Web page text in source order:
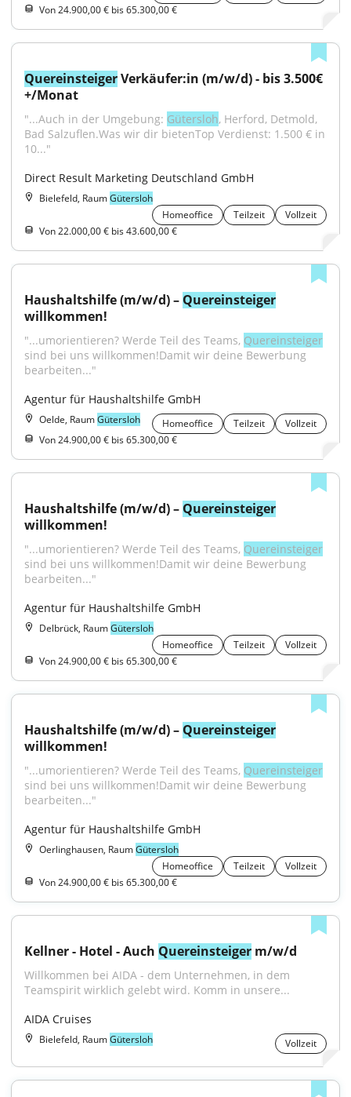
Von 24.900,00 € bis 65.300,00 €
Quereinsteiger Verkäufer:in (m/w/d) - bis 3.500€
+/Monat
"...Auch in der Umgebung: Gütersloh, Herford, Detmold,
Bad Salzuflen.Was wir dir bietenTop Verdienst: 1.500 € in
10..."
Direct Result Marketing Deutschland GmbH
Bielefeld, RaumGütersloh
Homeoffice
Teilzeit
Vollzeit
Von 22.000,00 € bis 43.600,00 €
Haushaltshilfe (m/w/d) – Quereinsteiger
willkommen!
"...umorientieren? Werde Teil des Teams, Quereinsteiger
sind bei uns willkommen!Damit wir deine Bewerbung
bearbeiten..."
Agentur für Haushaltshilfe GmbH
Oelde, RaumGütersloh Homeoffice Teilzeit
Vollzeit
Von 24.900,00 € bis 65.300,00 €
Haushaltshilfe (m/w/d) – Quereinsteiger
willkommen!
"...umorientieren? Werde Teil des Teams, Quereinsteiger
sind bei uns willkommen!Damit wir deine Bewerbung
bearbeiten..."
Agentur für Haushaltshilfe GmbH
Delbrück, RaumGütersloh
Homeoffice
Teilzeit
Vollzeit
Von 24.900,00 € bis 65.300,00 €
Haushaltshilfe (m/w/d) – Quereinsteiger
willkommen!
"...umorientieren? Werde Teil des Teams, Quereinsteiger
sind bei uns willkommen!Damit wir deine Bewerbung
bearbeiten..."
Agentur für Haushaltshilfe GmbH
Oerlinghausen, RaumGütersloh
Homeoffice
Teilzeit
Vollzeit
Von 24.900,00 € bis 65.300,00 €
Kellner - Hotel - Auch Quereinsteiger m/w/d
Willkommen bei AIDA - dem Unternehmen, in dem
Teamspirit wirklich gelebt wird. Komm in unsere...
AIDA Cruises
Bielefeld, RaumGütersloh Vollzeit